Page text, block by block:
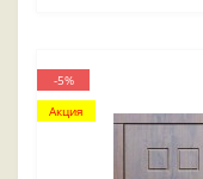
-5%
Акция